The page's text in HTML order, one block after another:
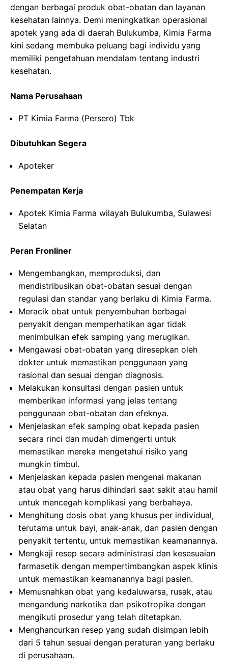
dengan berbagai produk obat-obatan dan layanan
kesehatan lainnya. Demi meningkatkan operasional
apotek yang ada di daerah Bulukumba, Kimia Farma
kini sedang membuka peluang bagi individu yang
memiliki pengetahuan mendalam tentang industri
kesehatan.
Nama Perusahaan
PT Kimia Farma (Persero) Tbk
Dibutuhkan Segera
Apoteker
Penempatan Kerja
Apotek Kimia Farma wilayah Bulukumba, Sulawesi
Selatan
Peran Fronliner
Mengembangkan, memproduksi, dan
mendistribusikan obat-obatan sesuai dengan
regulasi dan standar yang berlaku di Kimia Farma.
Meracik obat untuk penyembuhan berbagai
penyakit dengan memperhatikan agar tidak
menimbulkan efek samping yang merugikan.
Mengawasi obat-obatan yang diresepkan oleh
dokter untuk memastikan penggunaan yang
rasional dan sesuai dengan diagnosis.
Melakukan konsultasi dengan pasien untuk
memberikan informasi yang jelas tentang
penggunaan obat-obatan dan efeknya.
Menjelaskan efek samping obat kepada pasien
secara rinci dan mudah dimengerti untuk
memastikan mereka mengetahui risiko yang
mungkin timbul.
Menjelaskan kepada pasien mengenai makanan
atau obat yang harus dihindari saat sakit atau hamil
untuk mencegah komplikasi yang berbahaya.
Menghitung dosis obat yang khusus per individual,
terutama untuk bayi, anak-anak, dan pasien dengan
penyakit tertentu, untuk memastikan keamanannya.
Mengkaji resep secara administrasi dan kesesuaian
farmasetik dengan mempertimbangkan aspek klinis
untuk memastikan keamanannya bagi pasien.
Memusnahkan obat yang kedaluwarsa, rusak, atau
mengandung narkotika dan psikotropika dengan
mengikuti prosedur yang telah ditetapkan.
Menghancurkan resep yang sudah disimpan lebih
dari 5 tahun sesuai dengan peraturan yang berlaku
di perusahaan.